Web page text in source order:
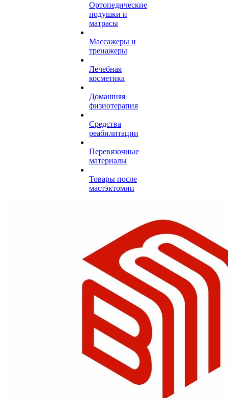
Ортопедические
подушки и
матрасы
Массажеры и
тренажеры
Лечебная
косметика
Домашняя
физиотерапия
Средства
реабилитации
Перевязочные
материалы
Товары после
мастэктомии